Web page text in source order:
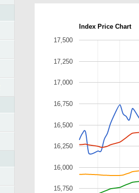
Index Price Chart
15,750
16,000
16,250
16,500
16,750
17,000
17,250
17,500